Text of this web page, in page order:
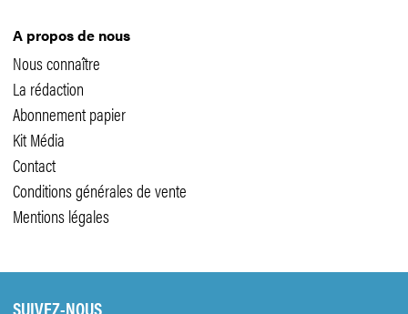
A propos de nous
Nous connaître
La rédaction
Abonnement papier
Kit Média
Contact
Conditions générales de vente
Mentions légales
SUIVEZ-NOUS